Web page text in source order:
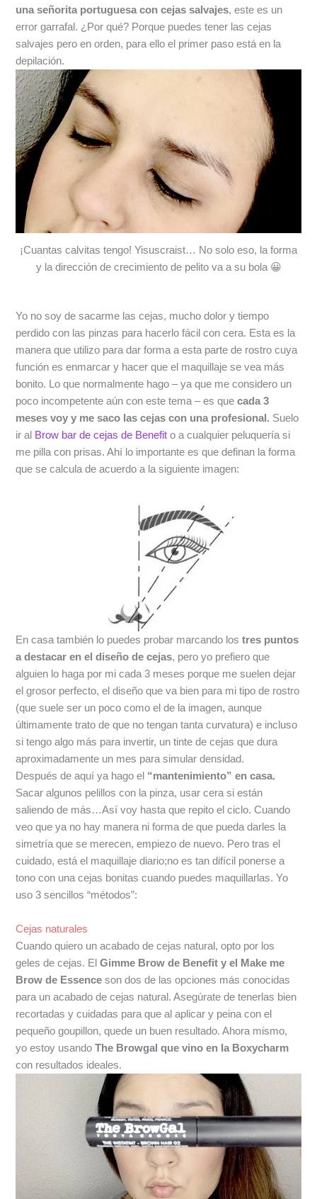
una señorita portuguesa con cejas salvajes, este es un
error garrafal. ¿Por qué? Porque puedes tener las cejas
salvajes pero en orden, para ello el primer paso está en la
depilación.
¡Cuantas calvitas tengo! Yisuscraist… No solo eso, la forma
y la dirección de crecimiento de pelito va a su bola 😀
Yo no soy de sacarme las cejas, mucho dolor y tiempo
perdido con las pinzas para hacerlo fácil con cera. Esta es la
manera que utilizo para dar forma a esta parte de rostro cuya
función es enmarcar y hacer que el maquillaje se vea más
bonito. Lo que normalmente hago – ya que me considero un
poco incompetente aún con este tema – es quecada 3
meses voy y me saco las cejas con una profesional. Suelo
ir al Brow bar de cejas de Benefito a cualquier peluquería si
me pilla con prisas. Ahí lo importante es que definan la forma
que se calcula de acuerdo a la siguiente imagen:
En casa también lo puedes probar marcando lostres puntos
a destacar en el diseño de cejas, pero yo prefiero que
alguien lo haga por mi cada 3 meses porque me suelen dejar
el grosor perfecto, el diseño que va bien para mi tipo de rostro
(que suele ser un poco como el de la imagen, aunque
últimamente trato de que no tengan tanta curvatura) e incluso
si tengo algo más para invertir, un tinte de cejas que dura
aproximadamente un mes para simular densidad.
Después de aquí ya hago el “mantenimiento” en casa.
Sacar algunos pelillos con la pinza, usar cera si están
saliendo de más…Así voy hasta que repito el ciclo. Cuando
veo que ya no hay manera ni forma de que pueda darles la
simetría que se merecen, empiezo de nuevo. Pero tras el
cuidado, está el maquillaje diario;no es tan difícil ponerse a
tono con una cejas bonitas cuando puedes maquillarlas. Yo
uso 3 sencillos “métodos”:
Cejas naturales
Cuando quiero un acabado de cejas natural, opto por los
geles de cejas. ElGimme Brow de Benefit y el Make me
Brow de Essence son dos de las opciones más conocidas
para un acabado de cejas natural. Asegúrate de tenerlas bien
recortadas y cuidadas para que al aplicar y peina con el
pequeño goupillon, quede un buen resultado. Ahora mismo,
yo estoy usandoThe Browgal que vino en la Boxycharm
con resultados ideales.